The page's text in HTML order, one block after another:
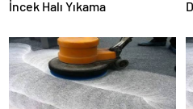
İncek Halı Yıkama